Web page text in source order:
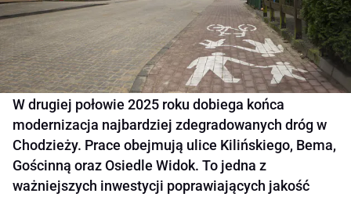
W drugiej połowie 2025 roku dobiega końca
modernizacja najbardziej zdegradowanych dróg w
Chodzieży. Prace obejmują ulice Kilińskiego, Bema,
Gościnną oraz Osiedle Widok. To jedna z
ważniejszych inwestycji poprawiających jakość